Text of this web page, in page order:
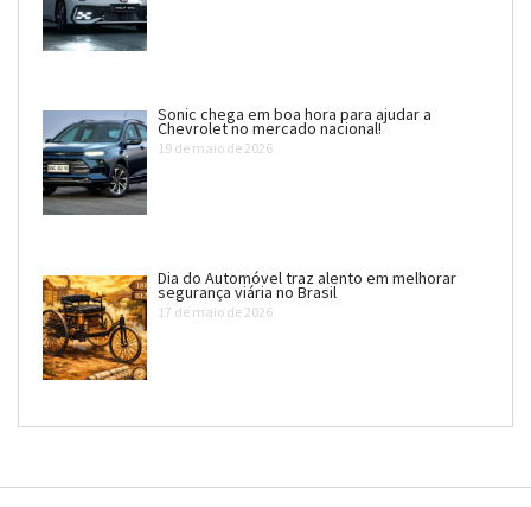
Sonic chega em boa hora para ajudar a
Chevrolet no mercado nacional!
19 de maio de 2026
Dia do Automóvel traz alento em melhorar
segurança viária no Brasil
17 de maio de 2026